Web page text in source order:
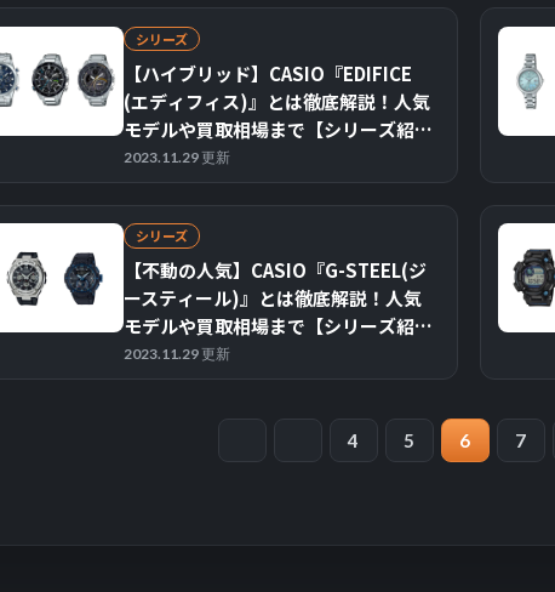
シリーズ
【ハイブリッド】CASIO『EDIFICE
(エディフィス)』とは徹底解説！人気
モデルや買取相場まで【シリーズ紹
介】
2023.11.29 更新
シリーズ
【不動の人気】CASIO『G-STEEL(ジ
ースティール)』とは徹底解説！人気
モデルや買取相場まで【シリーズ紹
介】
2023.11.29 更新
4 5 6 7